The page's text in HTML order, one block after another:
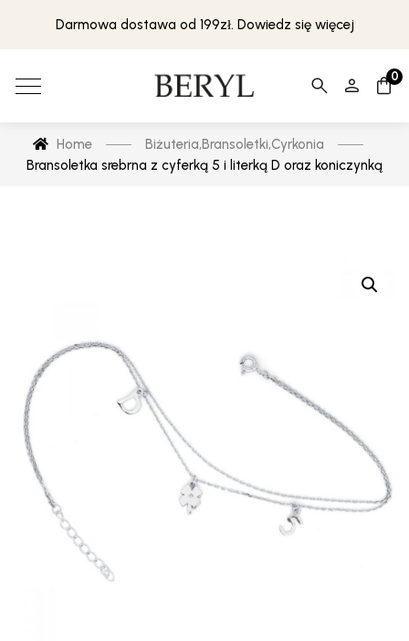
Darmowa dostawa od 199zł. Dowiedz się więcej
0
Home Biżuteria,Bransoletki,Cyrkonia
Bransoletka srebrna z cyferką 5 i literką D oraz koniczynką